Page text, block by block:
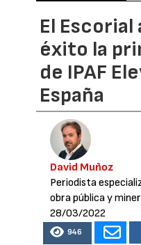
El
éxito la
de IPAF
España
David Muñoz
Periodista
obra pública y
28/03/2022
946